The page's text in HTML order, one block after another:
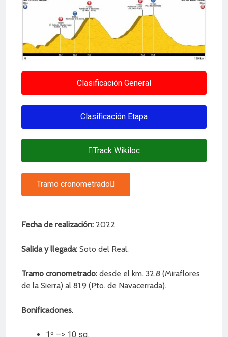
Clasificación General
Clasificación Etapa
Track Wikiloc
Tramo cronometrado
Fecha de realización: 2022
Salida y llegada: Soto del Real.
Tramo cronometrado: desde el km. 32.8 (Miraflores
de la Sierra) al 81.9 (Pto. de Navacerrada).
Bonificaciones.
1º –> 10 sg.